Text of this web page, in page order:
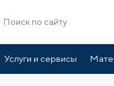
Услуги и сервисы